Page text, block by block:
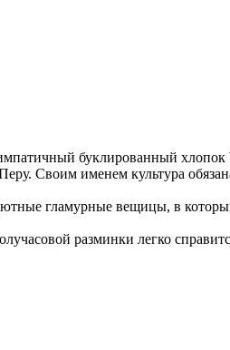
буклированный хлопок
Своим именем культура
гламурные вещицы, в
разминки легко